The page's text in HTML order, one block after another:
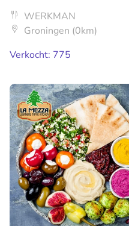
WERKMAN
Groningen (0km)
Verkocht: 775